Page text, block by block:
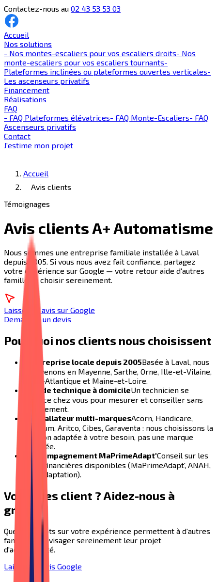
Contactez-nous au 02 43 53 53 03
Accueil
Nos solutions
- Nos montes-escaliers pour vos escaliers droits- Nos
monte-escaliers pour vos escaliers tournants-
Plateformes inclinées ou plateformes ouvertes verticales-
Les ascenseurs privatifs
Financement
Réalisations
FAQ
- FAQ Plateformes élévatrices- FAQ Monte-Escaliers- FAQ
Ascenseurs privatifs
Contact
J'estime mon projet
Accueil
Avis clients
Témoignages
Avis clients A+ Automatisme
Nous sommes une entreprise familiale installée à Laval
depuis 2005. Si vous nous avez fait confiance, partagez
votre expérience sur Google — votre retour aide d'autres
familles à choisir sereinement.
Laisser un avis sur Google
Demander un devis
Pourquoi nos clients nous choisissent
Entreprise locale depuis 2005Basée à Laval, nous
intervenons en Mayenne, Sarthe, Orne, Ille-et-Vilaine,
Loire-Atlantique et Maine-et-Loire.
Étude technique à domicileUn technicien se
déplace chez vous pour mesurer et conseiller sans
engagement.
Installateur multi-marquesAcorn, Handicare,
Platinum, Aritco, Cibes, Garaventa : nous choisissons la
solution adaptée à votre besoin, pas une marque
imposée.
Accompagnement MaPrimeAdapt'Conseil sur les
aides financières disponibles (MaPrimeAdapt', ANAH,
APL Adaptation).
Vous êtes client ? Aidez-nous à
grandir
Quelques mots sur votre expérience permettent à d'autres
familles d'envisager sereinement leur projet
d'accessibilité.
Laisser un avis Google